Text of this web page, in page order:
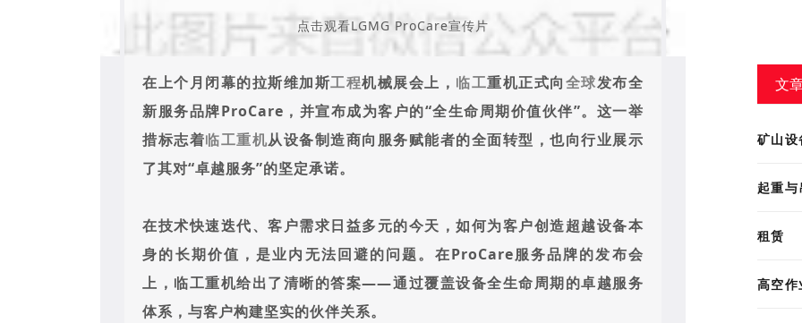
点击观看LGMG ProCare宣传片
在上个月闭幕的拉斯维加斯工程机械展会上， 临工重机正式向全球发布全
新服务品牌ProCare，并宣布成为客户的“全生命周期价值伙伴”。这一举
措标志着临工重机从设备制造商向服务赋能者的全面转型，也向行业展示
了其对“卓越服务”的坚定承诺。
在技术快速迭代、客户需求日益多元的今天，如何为客户创造超越设备本
身的长期价值，是业内无法回避的问题。在ProCare服务品牌的发布会
上，临工重机给出了清晰的答案——通过覆盖设备全生命周期的卓越服务
体系，与客户构建坚实的伙伴关系。
文
矿山设
起重与
租赁
高空作